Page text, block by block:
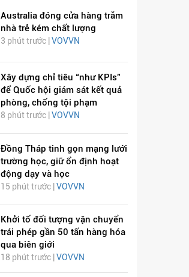
Australia đóng cửa hàng trăm
nhà trẻ kém chất lượng
3 phút trước | VOVVN
Xây dựng chỉ tiêu “như KPIs”
để Quốc hội giám sát kết quả
phòng, chống tội phạm
8 phút trước | VOVVN
Đồng Tháp tinh gọn mạng lưới
trường học, giữ ổn định hoạt
động dạy và học
15 phút trước | VOVVN
Khởi tố đối tượng vận chuyển
trái phép gần 50 tấn hàng hóa
qua biên giới
18 phút trước | VOVVN